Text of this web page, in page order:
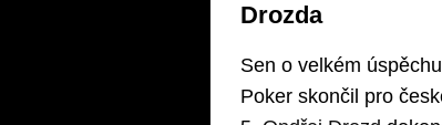
Drozda
Sen o velkém
Poker skončil pro